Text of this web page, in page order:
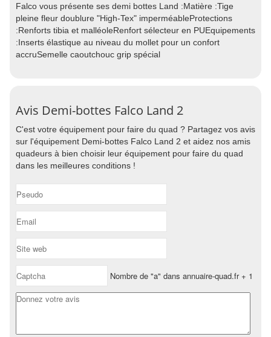
Falco vous présente ses demi bottes Land :Matière :Tige
pleine fleur doublure "High-Tex" imperméableProtections
:Renforts tibia et malléoleRenfort sélecteur en PUEquipements
:Inserts élastique au niveau du mollet pour un confort
accruSemelle caoutchouc grip spécial
Avis Demi-bottes Falco Land 2
C'est votre équipement pour faire du quad ? Partagez vos avis
sur l'équipement Demi-bottes Falco Land 2 et aidez nos amis
quadeurs à bien choisir leur équipement pour faire du quad
dans les meilleures conditions !
Nombre de "a" dans annuaire-quad.fr + 1